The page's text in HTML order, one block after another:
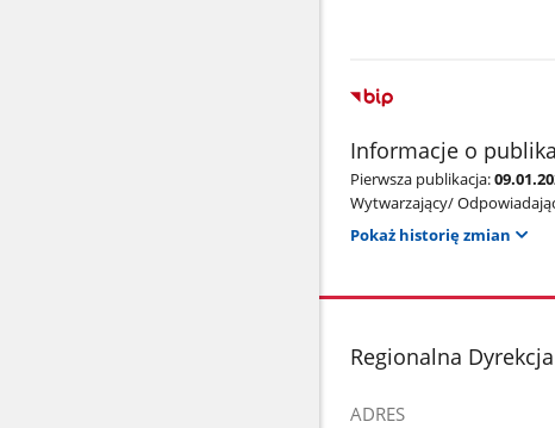
Informacje o
Pierwsza publikacja:
Wytwarzający/
Pokaż historię zmian
stopka
Regionalna
ADRES